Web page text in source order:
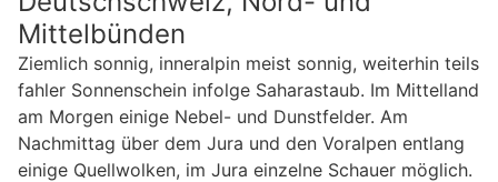
Mittelbünden
Ziemlich sonnig, inneralpin meist sonnig, weiterhin teils
fahler Sonnenschein infolge Saharastaub. Im Mittelland
am Morgen einige Nebel- und Dunstfelder. Am
Nachmittag über dem Jura und den Voralpen entlang
einige Quellwolken, im Jura einzelne Schauer möglich.